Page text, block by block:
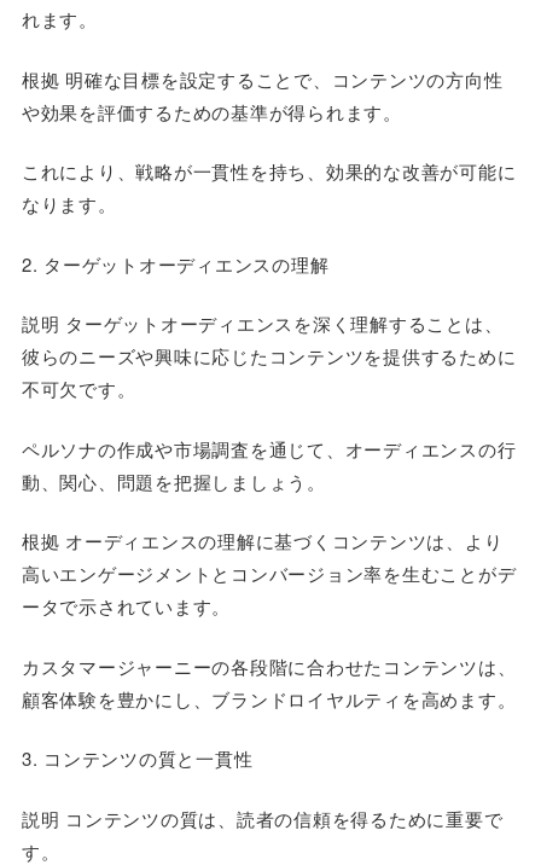
れます。
根拠 明確な目標を設定することで、コンテンツの方向性
や効果を評価するための基準が得られます。
これにより、戦略が一貫性を持ち、効果的な改善が可能に
なります。
2. ターゲットオーディエンスの理解
説明 ターゲットオーディエンスを深く理解することは、
彼らのニーズや興味に応じたコンテンツを提供するために
不可欠です。
ペルソナの作成や市場調査を通じて、オーディエンスの行
動、関心、問題を把握しましょう。
根拠 オーディエンスの理解に基づくコンテンツは、より
高いエンゲージメントとコンバージョン率を生むことがデ
ータで示されています。
カスタマージャーニーの各段階に合わせたコンテンツは、
顧客体験を豊かにし、ブランドロイヤルティを高めます。
3. コンテンツの質と一貫性
説明 コンテンツの質は、読者の信頼を得るために重要で
す。